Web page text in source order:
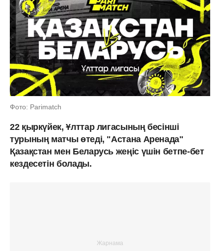
Фото: Parimatch
22 қыркүйек, Ұлттар лигасының бесінші
турының матчы өтеді, "Астана Аренада"
Қазақстан мен Беларусь жеңіс үшін бетпе-бет
кездесетін болады.